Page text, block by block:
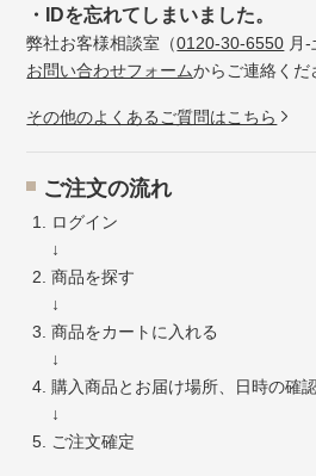
・IDを忘れてしまいました。
弊社お客様相談室（0120-30-6550 月
お問い合わせフォームからご連絡くだ
その他のよくあるご質問はこちら
ご注文の流れ
ログイン
↓
商品を探す
↓
商品をカートに入れる
↓
購入商品とお届け場所、日時の確
↓
ご注文確定